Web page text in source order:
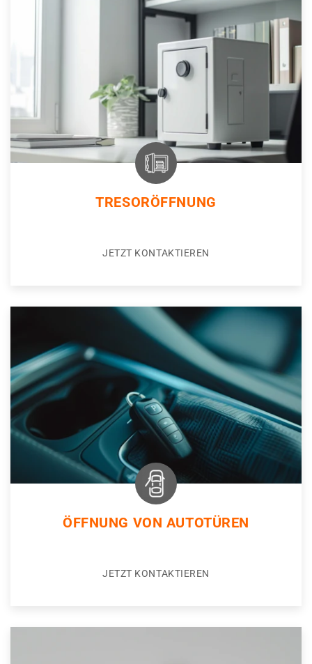
TRESORÖFFNUNG
JETZT KONTAKTIEREN
ÖFFNUNG VON AUTOTÜREN
JETZT KONTAKTIEREN